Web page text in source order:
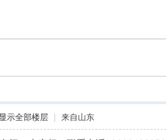
显示全部楼层 来自山东